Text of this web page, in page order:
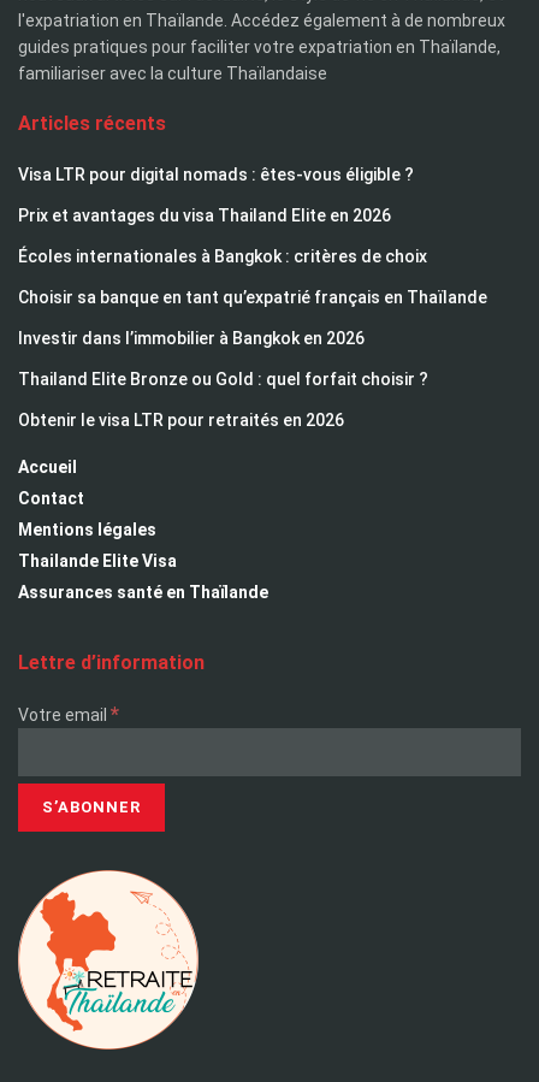
l'expatriation en Thaïlande. Accédez également à de nombreux
guides pratiques pour faciliter votre expatriation en Thaïlande,
familiariser avec la culture Thaïlandaise
Articles récents
Visa LTR pour digital nomads : êtes-vous éligible ?
Prix et avantages du visa Thailand Elite en 2026
Écoles internationales à Bangkok : critères de choix
Choisir sa banque en tant qu’expatrié français en Thaïlande
Investir dans l’immobilier à Bangkok en 2026
Thailand Elite Bronze ou Gold : quel forfait choisir ?
Obtenir le visa LTR pour retraités en 2026
Accueil
Contact
Mentions légales
Thailande Elite Visa
Assurances santé en Thaïlande
Lettre d’information
Votre email *